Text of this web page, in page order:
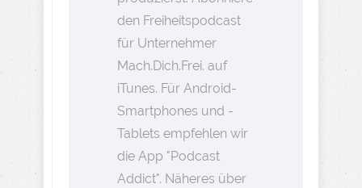
den Freiheitspodcast
für Unternehmer
Mach.Dich.Frei. auf
iTunes. Für Android-
Smartphones und -
Tablets empfehlen wir
die App "Podcast
Addict". Näheres über